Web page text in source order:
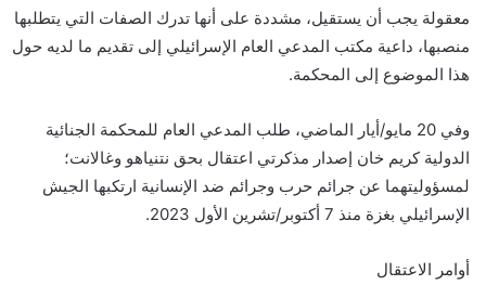
معقولة يجب أن يستقيل، مشددة على أنها تدرك الصفات التي يتطلبها
منصبها، داعية مكتب المدعي العام الإسرائيلي إلى تقديم ما لديه حول
هذا الموضوع إلى المحكمة.
وفي 20 مايو/أيار الماضي، طلب المدعي العام للمحكمة الجنائية
الدولية كريم خان إصدار مذكرتي اعتقال بحق نتنياهو وغالانت؛
لمسؤوليتهما عن جرائم حرب وجرائم ضد الإنسانية ارتكبها الجيش
الإسرائيلي بغزة منذ 7 أكتوبر/تشرين الأول 2023.
أوامر الاعتقال